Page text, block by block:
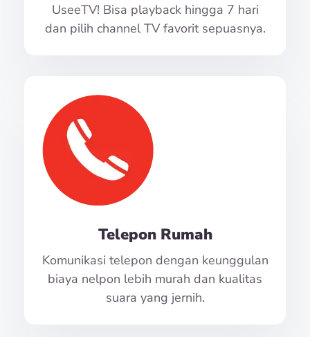
UseeTV! Bisa playback hingga 7 hari
dan pilih channel TV favorit sepuasnya.
Telepon Rumah
Komunikasi telepon dengan keunggulan
biaya nelpon lebih murah dan kualitas
suara yang jernih.